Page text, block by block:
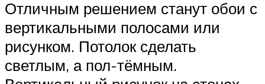
Отличным решением станут обои с
вертикальными полосами или
рисунком. Потолок сделать
светлым, а пол-тёмным.